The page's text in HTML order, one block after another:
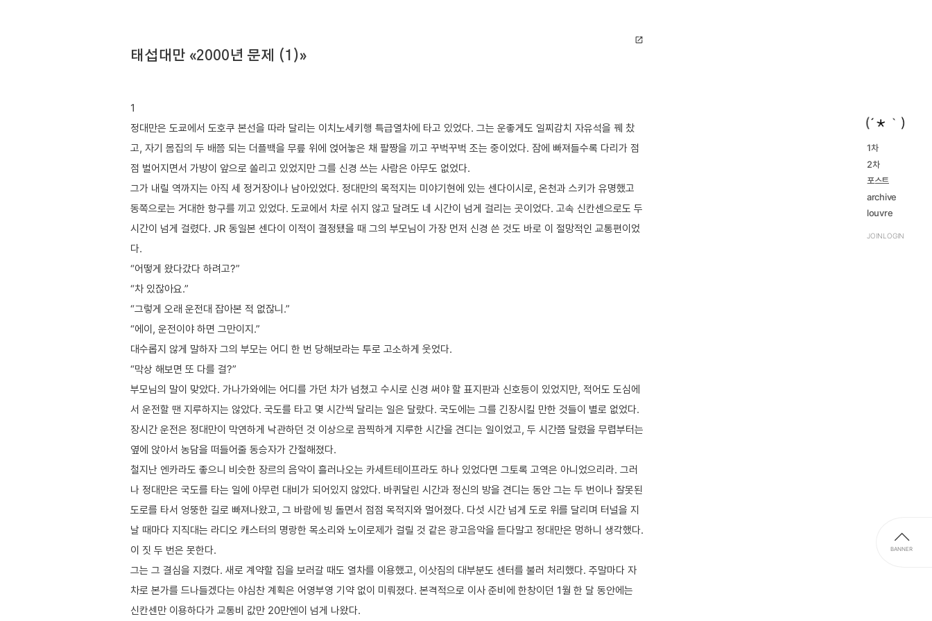
1차
navigate_next2016...
navigate_next 2023...
2차
navigate_next2016...
2023...
포스트
archive
navigate_nextreview
louvre
JOINLOGIN
open_in_new
태섭대만 «2000년 문제 (1)»
1
정대만은 도쿄에서 도호쿠 본선을 따라 달리는 이치노세키행 특급열차에 타고 있었다. 그는 운좋게도 일찌감치 자유석을 꿰 찼
고, 자기 몸집의 두 배쯤 되는 더플백을 무릎 위에 얹어놓은 채 팔짱을 끼고 꾸벅꾸벅 조는 중이었다. 잠에 빠져들수록 다리가 점
점 벌어지면서 가방이 앞으로 쏠리고 있었지만 그를 신경 쓰는 사람은 아무도 없었다.
그가 내릴 역까지는 아직 세 정거장이나 남아있었다. 정대만의 목적지는 미야기현에 있는 센다이시로, 온천과 스키가 유명했고
동쪽으로는 거대한 항구를 끼고 있었다. 도쿄에서 차로 쉬지 않고 달려도 네 시간이 넘게 걸리는 곳이었다. 고속 신칸센으로도 두
시간이 넘게 걸렸다. JR 동일본 센다이 이적이 결정됐을 때 그의 부모님이 가장 먼저 신경 쓴 것도 바로 이 절망적인 교통편이었
다.
“어떻게 왔다갔다 하려고?”
“차 있잖아요.”
“그렇게 오래 운전대 잡아본 적 없잖니.”
“에이, 운전이야 하면 그만이지.”
대수롭지 않게 말하자 그의 부모는 어디 한 번 당해보라는 투로 고소하게 웃었다.
“막상 해보면 또 다를 걸?”
부모님의 말이 맞았다. 가나가와에는 어디를 가던 차가 넘쳤고 수시로 신경 써야 할 표지판과 신호등이 있었지만, 적어도 도심에
서 운전할 땐 지루하지는 않았다. 국도를 타고 몇 시간씩 달리는 일은 달랐다. 국도에는 그를 긴장시킬 만한 것들이 별로 없었다.
장시간 운전은 정대만이 막연하게 낙관하던 것 이상으로 끔찍하게 지루한 시간을 견디는 일이었고, 두 시간쯤 달렸을 무렵부터는
옆에 앉아서 농담을 떠들어줄 동승자가 간절해졌다.
철지난 엔카라도 좋으니 비슷한 장르의 음악이 흘러나오는 카세트테이프라도 하나 있었다면 그토록 고역은 아니었으리라. 그러
나 정대만은 국도를 타는 일에 아무런 대비가 되어있지 않았다. 바퀴달린 시간과 정신의 방을 견디는 동안 그는 두 번이나 잘못된
도로를 타서 엉뚱한 길로 빠져나왔고, 그 바람에 빙 돌면서 점점 목적지와 멀어졌다. 다섯 시간 넘게 도로 위를 달리며 터널을 지
날 때마다 지직대는 라디오 캐스터의 명랑한 목소리와 노이로제가 걸릴 것 같은 광고음악을 듣다말고 정대만은 멍하니 생각했다.
이 짓 두 번은 못한다.
그는 그 결심을 지켰다. 새로 계약할 집을 보러갈 때도 열차를 이용했고, 이삿짐의 대부분도 센터를 불러 처리했다. 주말마다 자
차로 본가를 드나들겠다는 야심찬 계획은 어영부영 기약 없이 미뤄졌다. 본격적으로 이사 준비에 한창이던 1월 한 달 동안에는
신칸센만 이용하다가 교통비 값만 20만엔이 넘게 나왔다.
BANNER